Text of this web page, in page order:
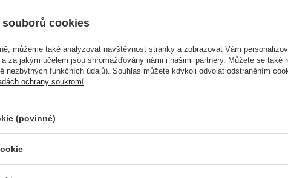
pleti a kosmetické
se očnímu okolí.
potřeby.
informace najdete v
200 ml
cookies
můžeme také analyzovat návštěvnost stránky a zobrazovat Vám
za jakým účelem jsou shromažďovány námi i našimi partnery. Můžete se také
nezbytných funkčních údajů). Souhlas můžete kdykoli odvolat odstraněním
ochrany soukromí.
(povinné)